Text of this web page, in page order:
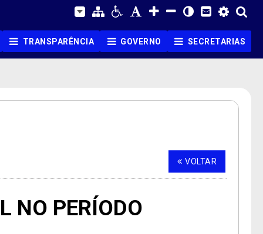
TRANSPARÊNCIA GOVERNO SECRETARIAS
VOLTAR
NO PERÍODO